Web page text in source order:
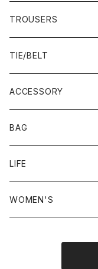
22.5-23.0 cm
23.0-23.5 cm
23.5-24.0 cm
24.0-24.5 cm
24.5-25.0 cm
25.0-25.5 cm
TROUSERS
TIE/BELT
ACCESSORY
BAG
LIFE
WOMEN'S